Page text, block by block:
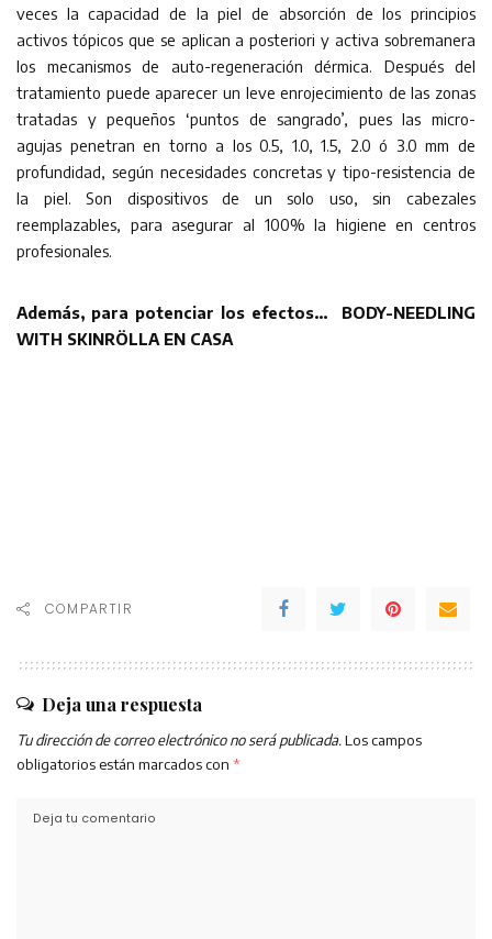
veces la capacidad de la piel de absorción de los principios
activos tópicos que se aplican a posteriori y activa sobremanera
los mecanismos de auto-regeneración dérmica. Después del
tratamiento puede aparecer un leve enrojecimiento de las zonas
tratadas y pequeños ‘puntos de sangrado’, pues las micro-
agujas penetran en torno a los 0.5, 1.0, 1.5, 2.0 ó 3.0 mm de
profundidad, según necesidades concretas y tipo-resistencia de
la piel. Son dispositivos de un solo uso, sin cabezales
reemplazables, para asegurar al 100% la higiene en centros
profesionales.
Además, para potenciar los efectos… BODY-NEEDLING
WITH SKINRÖLLA EN CASA
COMPARTIR
Deja una respuesta
Tu dirección de correo electrónico no será publicada. Los campos
obligatorios están marcados con *